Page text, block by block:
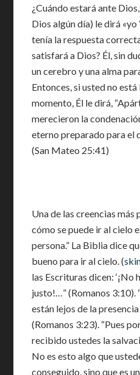
¿Cuándo estará ante
Dios algún día) le dirá «yo
tenía la respuesta
satisfará a Dios? Él, sin
un cerebro y una alma
Entonces, si usted no
momento, Él le dirá,
merecieron la
eterno preparado para el
(San Mateo 25:41)
Una de las creencias más
cómo se puede ir al cielo
persona.” La Biblia dice
bueno para ir al cielo. (
las Escrituras dicen: ‘¡No
justo!…” (Romanos 3:10).
están lejos de la
(Romanos 3:23). “Pues
recibido ustedes la
No es esto algo que
conseguido, sino que es